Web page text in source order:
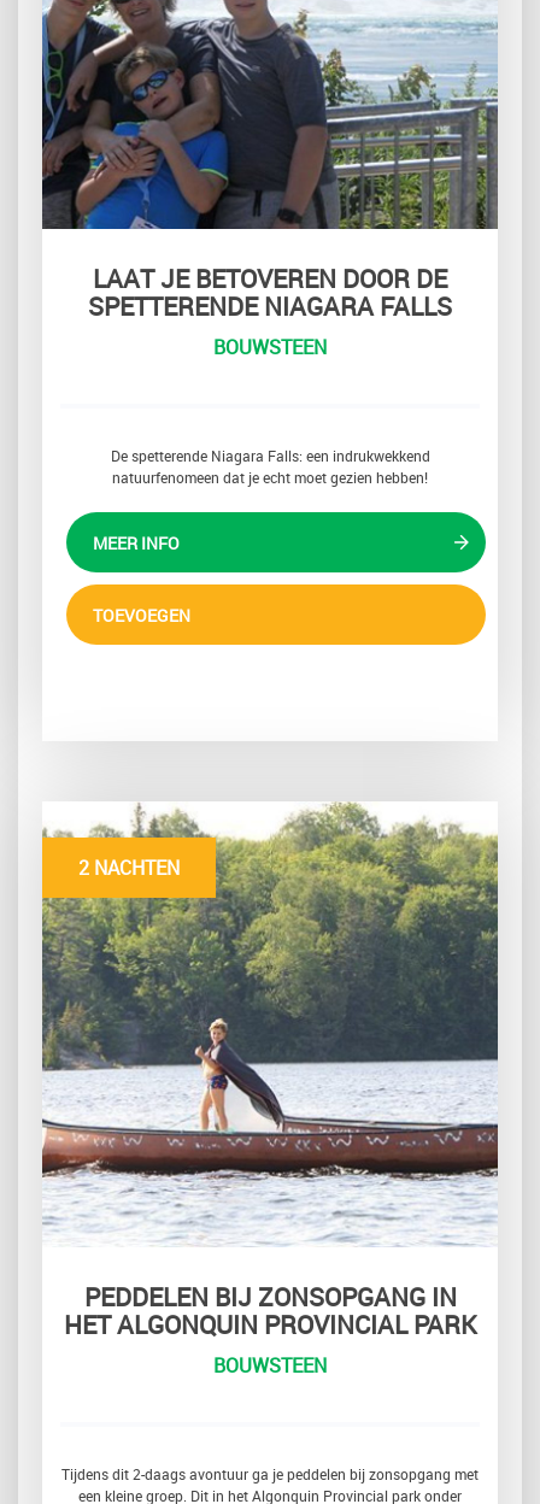
LAAT JE BETOVEREN DOOR DE
SPETTERENDE NIAGARA FALLS
BOUWSTEEN
De spetterende Niagara Falls: een indrukwekkend
natuurfenomeen dat je echt moet gezien hebben!
MEER INFO
TOEVOEGEN
2 NACHTEN
PEDDELEN BIJ ZONSOPGANG IN
HET ALGONQUIN PROVINCIAL PARK
BOUWSTEEN
Tijdens dit 2-daags avontuur ga je peddelen bij zonsopgang met
een kleine groep. Dit in het Algonquin Provincial park onder